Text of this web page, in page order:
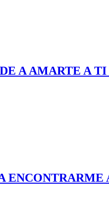
A AMARTE A
ENCONTRARME